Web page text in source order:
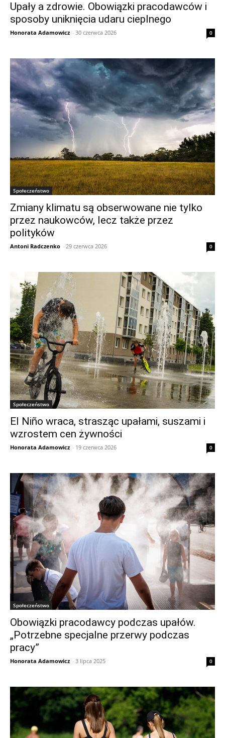
Upały a zdrowie. Obowiązki pracodawców i
sposoby uniknięcia udaru cieplnego
Honorata Adamowicz - 30 czerwca 2026 0
Społeczeństwo
Zmiany klimatu są obserwowane nie tylko
przez naukowców, lecz także przez
polityków
Antoni Radczenko - 29 czerwca 2026 0
Społeczeństwo
El Niño wraca, strasząc upałami, suszami i
wzrostem cen żywności
Honorata Adamowicz - 19 czerwca 2026 0
Społeczeństwo
Obowiązki pracodawcy podczas upałów.
„Potrzebne specjalne przerwy podczas
pracy”
Honorata Adamowicz - 3 lipca 2025 0